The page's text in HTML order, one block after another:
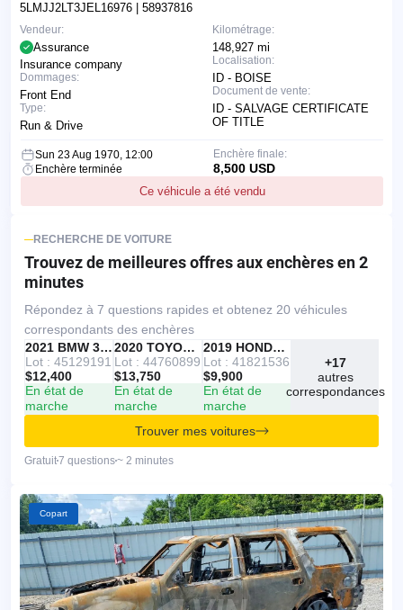
5LMJJ2LT3JEL16976 | 58937816
Kilométrage:
148,927 mi
Localisation:
ID - BOISE
Document de vente:
ID - SALVAGE CERTIFICATE
OF TITLE
Vendeur:
Assurance
Insurance company
Dommages:
Front End
Type:
Run & Drive
Sun 23 Aug 1970, 12:00
Enchère terminée
Ce véhicule a été vendu
Enchère finale:
8,500 USD
RECHERCHE DE VOITURE
Trouvez de meilleures offresaux enchères en 2
minutes
Répondez à 7 questions rapides et obtenez 20 véhicules
correspondants des enchères
IAAI
RECOMMANDÉ
2021 BMW 330I
Lot : 45129191
$12,400
En état de
marche
IAAI
2020 TOYOTA RAV4
Lot : 44760899
$13,750
En état de
marche
Copart
2019 HONDA ACCORD
Lot : 41821536
$9,900
En état de
marche
+17
autres
correspondances
Trouver mes voitures
Gratuit7 questions~ 2 minutes
Copart